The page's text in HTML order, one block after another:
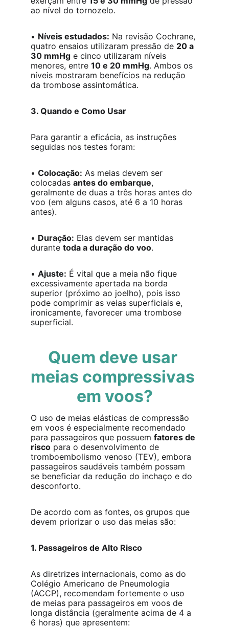
ao nível do tornozelo.
• Níveis estudados: Na revisão Cochrane,
quatro ensaios utilizaram pressão de 20 a
30 mmHg e cinco utilizaram níveis
menores, entre 10 e 20 mmHg. Ambos os
níveis mostraram benefícios na redução
da trombose assintomática.
3. Quando e Como Usar
Para garantir a eficácia, as instruções
seguidas nos testes foram:
• Colocação: As meias devem ser
colocadas antes do embarque,
geralmente de duas a três horas antes do
voo (em alguns casos, até 6 a 10 horas
antes).
• Duração: Elas devem ser mantidas
durante toda a duração do voo.
• Ajuste: É vital que a meia não fique
excessivamente apertada na borda
superior (próximo ao joelho), pois isso
pode comprimir as veias superficiais e,
ironicamente, favorecer uma trombose
superficial.
Quem deve usar
meias compressivas
em voos?
O uso de meias elásticas de compressão
em voos é especialmente recomendado
para passageiros que possuem fatores de
risco para o desenvolvimento de
tromboembolismo venoso (TEV), embora
passageiros saudáveis também possam
se beneficiar da redução do inchaço e do
desconforto.
De acordo com as fontes, os grupos que
devem priorizar o uso das meias são:
1. Passageiros de Alto Risco
As diretrizes internacionais, como as do
Colégio Americano de Pneumologia
(ACCP), recomendam fortemente o uso
de meias para passageiros em voos de
longa distância (geralmente acima de 4 a
6 horas) que apresentem: